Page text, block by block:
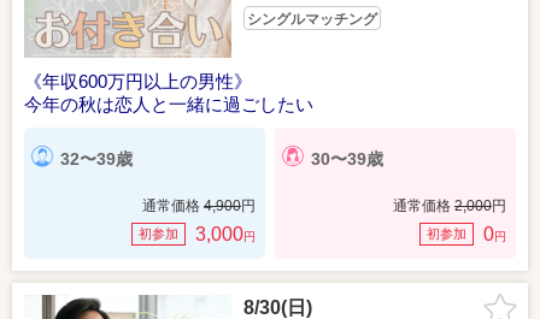
シングルマッチング
《年収600万円以上の男性》
今年の秋は恋人と一緒に過ごしたい
32〜39歳
通常価格 4,900円
初参加 3,000円
30〜39歳
通常価格 2,000円
初参加 0円
8/30(日)